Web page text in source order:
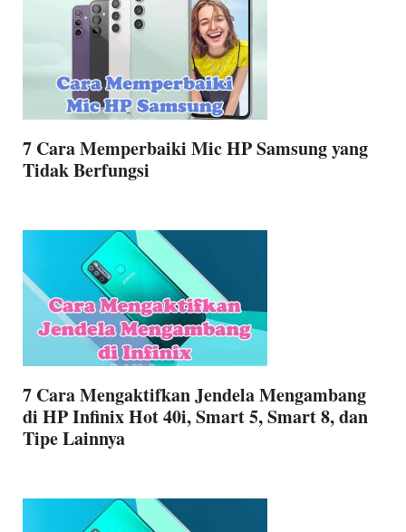
7 Cara Memperbaiki Mic HP Samsung yang
Tidak Berfungsi
7 Cara Mengaktifkan Jendela Mengambang
di HP Infinix Hot 40i, Smart 5, Smart 8, dan
Tipe Lainnya